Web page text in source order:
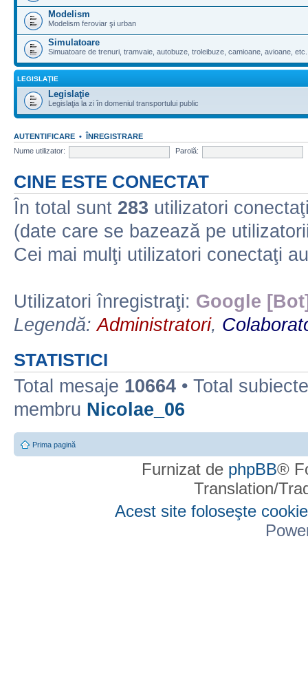
Modelism
Modelism feroviar şi urban
Simulatoare
Simuatoare de trenuri, tramvaie, autobuze, troleibuze, camioane, avioane, etc.
LEGISLAŢIE
Legislaţie
Legislaţia la zi în domeniul transportului public
AUTENTIFICARE • ÎNREGISTRARE
Nume utilizator:
Parolă:
CINE ESTE CONECTAT
În total sunt 283 utilizatori
(date care se bazează pe
Cei mai mulţi utilizatori conectaţi
Utilizatori înregistraţi: Google
Legendă:Administratori,
STATISTICI
Total mesaje 10664 • Total
membru Nicolae_06
Prima pagină
Furnizat de phpBB®
Translation/
Acest site foloseşte